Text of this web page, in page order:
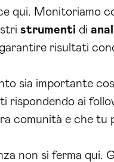
qui. Monitoriamo
strumenti di
risultati
sia importante
rispondendo ai
comunità e che
non si ferma qui.